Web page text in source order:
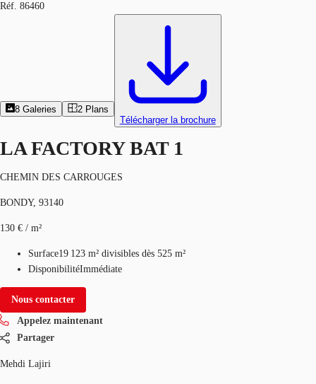
Réf. 86460
8 Galeries 2 Plans
Télécharger la brochure
LA FACTORY BAT 1
CHEMIN DES CARROUGES
BONDY, 93140
130 € / m²
Surface19 123 m² divisibles dès 525 m²
DisponibilitéImmédiate
Nous contacter
Appelez maintenant
Partager
Mehdi Lajiri